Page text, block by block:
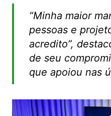
“Minha maior
pessoas e
acredito”,
de seu
que apoiou nas